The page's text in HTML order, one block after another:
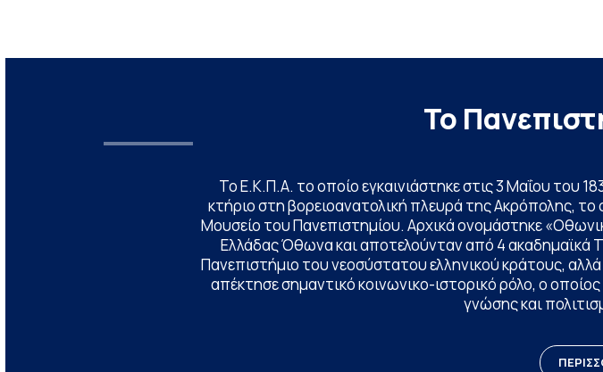
Το
Το Ε.Κ.Π.Α. το οποίο εγκαινιάστηκε στις 3 Μαΐου του
κτήριο στη βορειοανατολική πλευρά της Ακρόπολης, το
Μουσείο του Πανεπιστημίου. Αρχικά ονομάστηκε
Ελλάδας Όθωνα και αποτελούνταν από 4
Πανεπιστήμιο του νεοσύστατου ελληνικού κράτους,
απέκτησε σημαντικό κοινωνικο-ιστορικό ρόλο, ο
γνώσης και